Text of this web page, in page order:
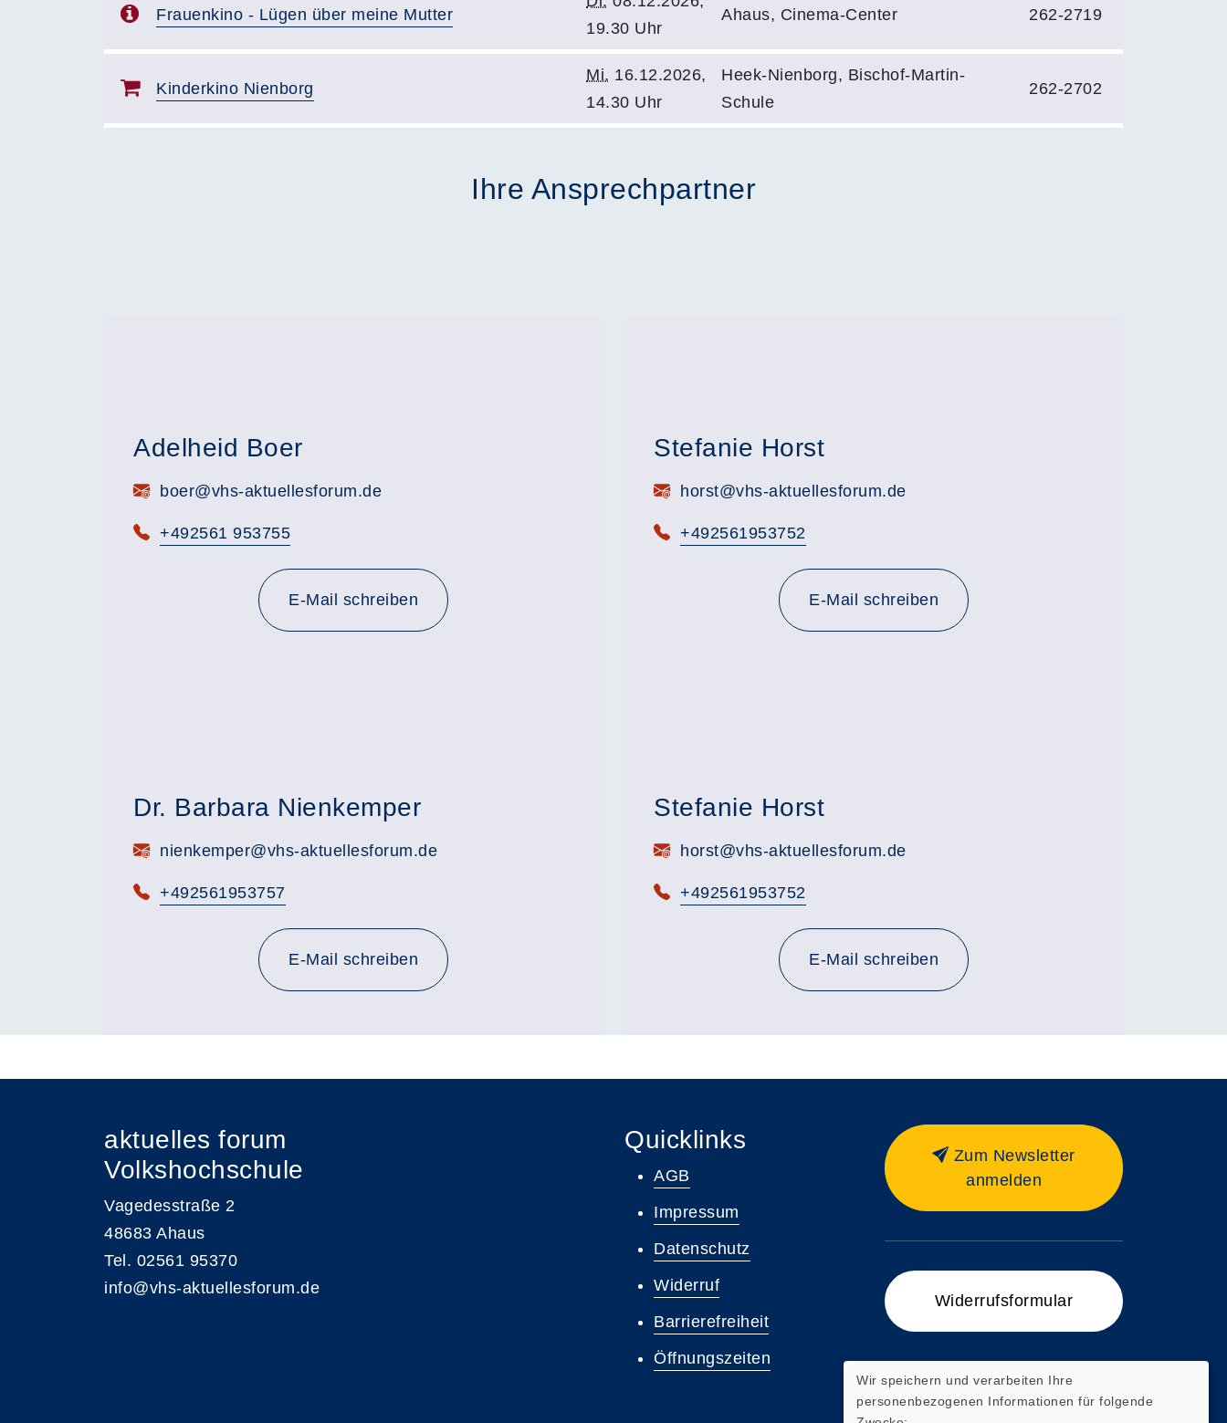
Frauenkino - Lügen über meine Mutter
19.30 Uhr
Ahaus, Cinema-Center 262-2719
Kinderkino Nienborg
Mi. 16.12.2026,
14.30 Uhr
Heek-Nienborg, Bischof-Martin-
Schule
262-2702
Ihre Ansprechpartner
Adelheid Boer
E-Mail:boer@vhs-aktuellesforum.de
Telefon:
+492561 953755
E-Mail schreiben
Stefanie Horst
E-Mail:horst@vhs-aktuellesforum.de
Telefon:
+492561953752
E-Mail schreiben
Dr. Barbara Nienkemper
E-Mail:nienkemper@vhs-aktuellesforum.de
Telefon:
+492561953757
E-Mail schreiben
Stefanie Horst
E-Mail:horst@vhs-aktuellesforum.de
Telefon:
+492561953752
E-Mail schreiben
aktuelles forum
Volkshochschule
Vagedesstraße 2
48683 Ahaus
Tel. 02561 95370
info@vhs-aktuellesforum.de
Quicklinks
AGB
Impressum
Datenschutz
Widerruf
Barrierefreiheit
Öffnungszeiten
Zum Newsletter
anmelden
Widerrufsformular
Zum Ticketshop
Wir speichern und verarbeiten Ihre
personenbezogenen Informationen für folgende